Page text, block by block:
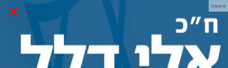
× פרסומת